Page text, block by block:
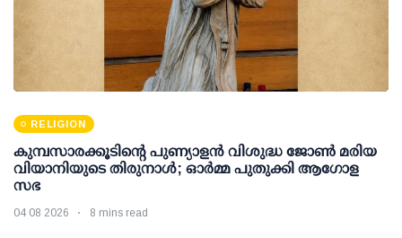
RELIGION
കുമ്പസാരക്കൂടിന്റെ പുണ്യാളന്‍ വിശുദ്ധ ജോണ്‍ മരിയ
വിയാനിയുടെ തിരുനാള്‍; ഓര്‍മ്മ പുതുക്കി ആഗോള
സഭ
04 08 2026 8 mins read